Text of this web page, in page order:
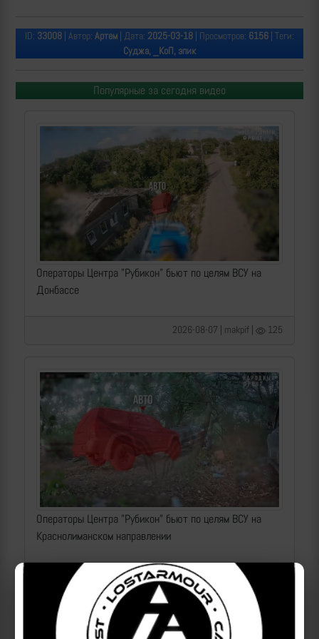
ID: 33008 | Автор: Артем | Дата: 2025-03-18 | Просмотров: 6156 | Теги:
Суджа, _КоП, эпик
Популярные за сегодня видео
Операторы Центра "Рубикон" бьют по целям ВСУ на
Донбассе
2026-08-07 | makpif | 125
Операторы Центра "Рубикон" бьют по целям ВСУ на
Краснолиманском направлении
2026-08-07 | makpif |